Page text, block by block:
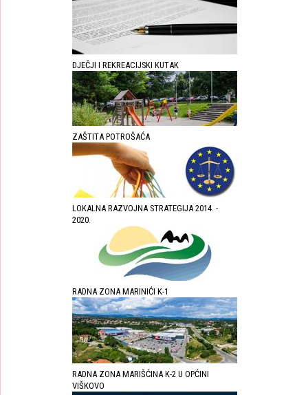
DJEČJI I REKREACIJSKI KUTAK
ZAŠTITA POTROŠAĆA
LOKALNA RAZVOJNA STRATEGIJA 2014. -
2020.
RADNA ZONA MARINIĆI K-1
RADNA ZONA MARIŠĆINA K-2 U OPĆINI
VIŠKOVO